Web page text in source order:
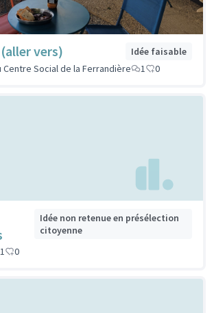
vers)
Idée faisable
Social de la Ferrandière
1 0
Idée non retenue en présélection
citoyenne
1 0